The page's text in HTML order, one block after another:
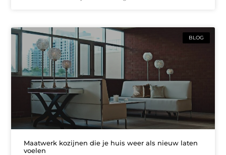
BLOG
Maatwerk kozijnen die je huis weer als nieuw laten
voelen